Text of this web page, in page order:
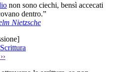
non sono ciechi, bensì accecati
dentro.”
Nietzsche
]
››